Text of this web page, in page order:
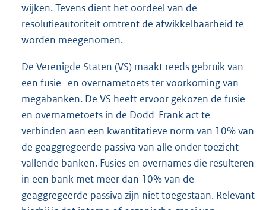
wijken. Tevens dient het oordeel van de
resolutieautoriteit omtrent de afwikkelbaarheid te
worden meegenomen.
De Verenigde Staten (VS) maakt reeds gebruik van
een fusie- en overnametoets ter voorkoming van
megabanken. De VS heeft ervoor gekozen de fusie-
en overnametoets in de Dodd-Frank act te
verbinden aan een kwantitatieve norm van 10% van
de geaggregeerde passiva van alle onder toezicht
vallende banken. Fusies en overnames die resulteren
in een bank met meer dan 10% van de
geaggregeerde passiva zijn niet toegestaan. Relevant